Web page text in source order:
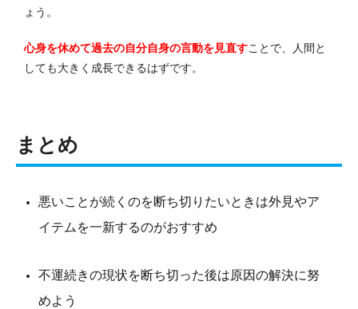
ょう。
心身を休めて過去の自分自身の言動を見直すことで、人間と
しても大きく成長できるはずです。
まとめ
悪いことが続くのを断ち切りたいときは外見やア
イテムを一新するのがおすすめ
不運続きの現状を断ち切った後は原因の解決に努
めよう